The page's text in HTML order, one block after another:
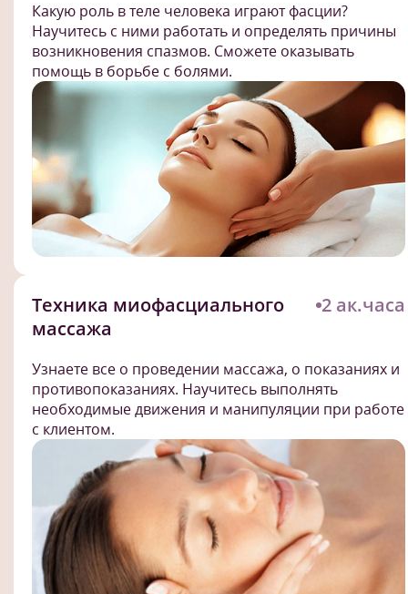
Какую роль в теле человека играют фасции?
Научитесь с ними работать и определять причины
возникновения спазмов. Сможете оказывать
помощь в борьбе с болями.
Техника миофасциального
массажа
2 ак.часа
Узнаете все о проведении массажа, о показаниях и
противопоказаниях. Научитесь выполнять
необходимые движения и манипуляции при работе
с клиентом.